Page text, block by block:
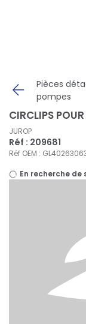
Pièces
pompes
CIRCLIPS
JUROP
Réf : 209681
Réf OEM :
En recherche